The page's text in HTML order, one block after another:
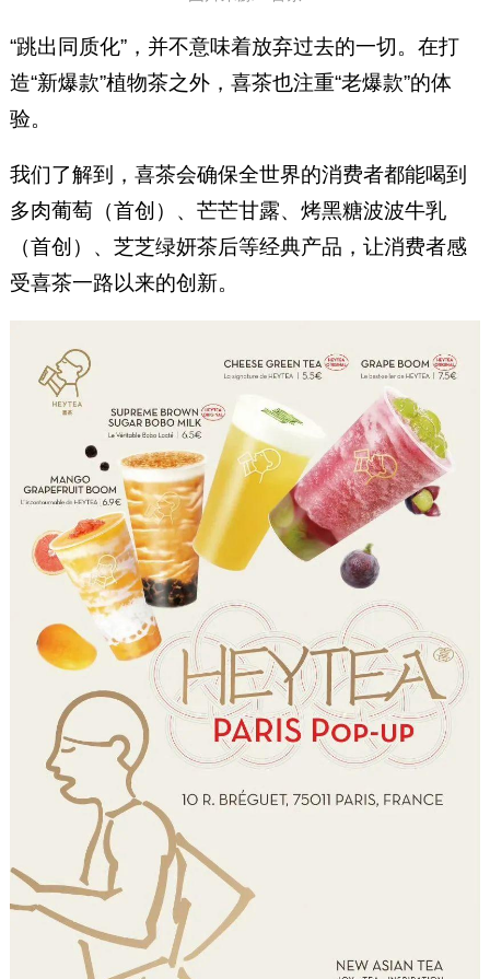
“跳出同质化”，并不意味着放弃过去的一切。在打
造“新爆款”植物茶之外，喜茶也注重“老爆款”的体
验。
我们了解到，喜茶会确保全世界的消费者都能喝到
多肉葡萄（首创）、芒芒甘露、烤黑糖波波牛乳
（首创）、芝芝绿妍茶后等经典产品，让消费者感
受喜茶一路以来的创新。